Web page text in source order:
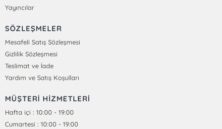
Yayıncılar
SÖZLEŞMELER
Mesafeli Satış Sözleşmesi
Gizlilik Sözleşmesi
Teslimat ve İade
Yardım ve Satış Koşulları
MÜŞTERİ HİZMETLERİ
Hafta içi : 10:00 - 19:00
Cumartesi : 10:00 - 19:00